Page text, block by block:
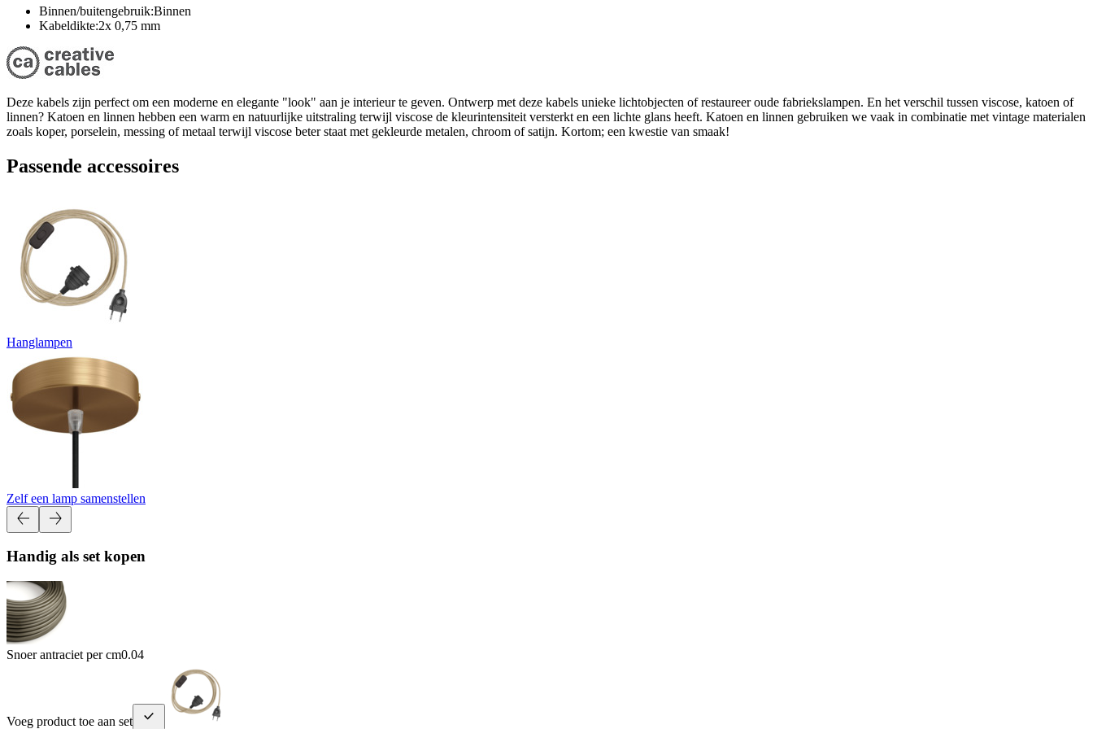
Binnen/buitengebruik:Binnen
Kabeldikte:2x 0,75 mm
Deze kabels zijn perfect om een moderne en elegante "look" aan je interieur te geven. Ontwerp met deze kabels unieke lichtobjecten of restaureer oude fabriekslampen. En het verschil tussen viscose, katoen of
linnen? Katoen en linnen hebben een warm en natuurlijke uitstraling terwijl viscose de kleurintensiteit versterkt en een lichte glans heeft. Katoen en linnen gebruiken we vaak in combinatie met vintage materialen
zoals koper, porselein, messing of metaal terwijl viscose beter staat met gekleurde metalen, chroom of satijn. Kortom; een kwestie van smaak!
Passende accessoires
Hanglampen
Zelf een lamp samenstellen
Handig als set kopen
Snoer antraciet per cm0.04
Voeg product toe aan set